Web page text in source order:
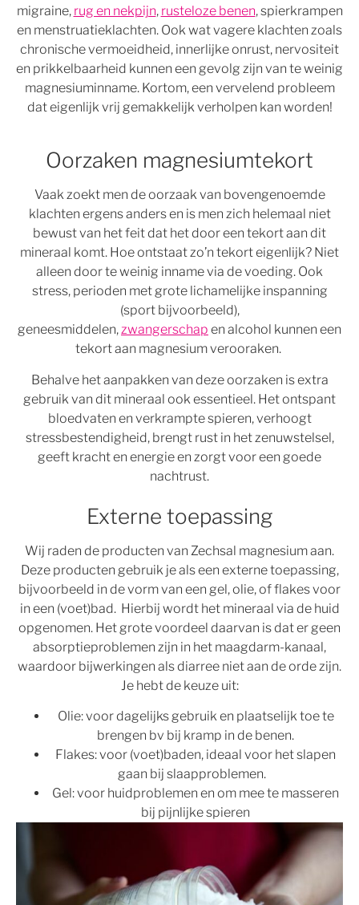
migraine, rug en nekpijn, rusteloze benen, spierkrampen
en menstruatieklachten. Ook wat vagere klachten zoals
chronische vermoeidheid, innerlijke onrust, nervositeit
en prikkelbaarheid kunnen een gevolg zijn van te weinig
magnesiuminname. Kortom, een vervelend probleem
dat eigenlijk vrij gemakkelijk verholpen kan worden!
Oorzaken magnesiumtekort
Vaak zoekt men de oorzaak van bovengenoemde
klachten ergens anders en is men zich helemaal niet
bewust van het feit dat het door een tekort aan dit
mineraal komt. Hoe ontstaat zo’n tekort eigenlijk? Niet
alleen door te weinig inname via de voeding. Ook
stress, perioden met grote lichamelijke inspanning
(sport bijvoorbeeld),
geneesmiddelen,zwangerschap en alcohol kunnen een
tekort aan magnesium verooraken.
Behalve het aanpakken van deze oorzaken is extra
gebruik van dit mineraal ook essentieel. Het ontspant
bloedvaten en verkrampte spieren, verhoogt
stressbestendigheid, brengt rust in het zenuwstelsel,
geeft kracht en energie en zorgt voor een goede
nachtrust.
Externe toepassing
Wij raden de producten van Zechsal magnesium aan.
Deze producten gebruik je als een externe toepassing,
bijvoorbeeld in de vorm van een gel, olie, of flakes voor
in een (voet)bad. Hierbij wordt het mineraal via de huid
opgenomen. Het grote voordeel daarvan is dat er geen
absorptieproblemen zijn in het maagdarm-kanaal,
waardoor bijwerkingen als diarree niet aan de orde zijn.
Je hebt de keuze uit:
Olie: voor dagelijks gebruik en plaatselijk toe te
brengen bv bij kramp in de benen.
Flakes: voor (voet)baden, ideaal voor het slapen
gaan bij slaapproblemen.
Gel: voor huidproblemen en om mee te masseren
bij pijnlijke spieren